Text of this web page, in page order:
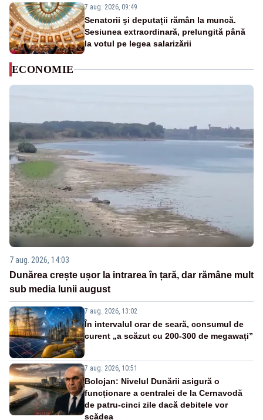
7 aug. 2026, 09:49
Senatorii și deputații rămân la muncă.
Sesiunea extraordinară, prelungită până
la votul pe legea salarizării
ECONOMIE
7 aug. 2026, 14:03
Dunărea crește ușor la intrarea în țară, dar rămâne mult
sub media lunii august
7 aug. 2026, 13:02
În intervalul orar de seară, consumul de
curent „a scăzut cu 200-300 de megawați”
7 aug. 2026, 10:51
Bolojan: Nivelul Dunării asigură o
funcționare a centralei de la Cernavodă
de patru-cinci zile dacă debitele vor
scădea